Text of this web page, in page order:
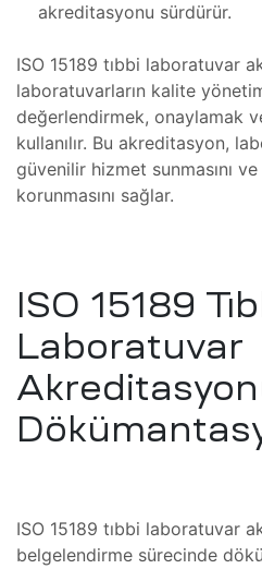
akreditasyonu sürdürür.
ISO 15189 tıbbi laboratuvar
laboratuvarların kalite
değerlendirmek, onaylamak
kullanılır. Bu akreditasyon,
güvenilir hizmet sunmasını
korunmasını sağlar.
ISO 15189
Laboratuvar
ISO 15189 tıbbi laboratuvar
belgelendirme sürecinde
ve